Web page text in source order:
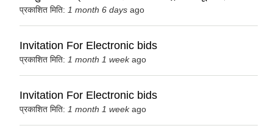
प्रकाशित मिति: 1 month 6 days ago
Invitation For Electronic bids
प्रकाशित मिति: 1 month 1 weekago
Invitation For Electronic bids
प्रकाशित मिति: 1 month 1 weekago